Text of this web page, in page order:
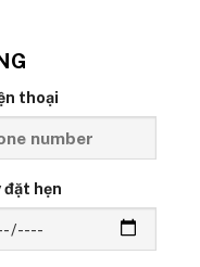
thoại
đặt hẹn